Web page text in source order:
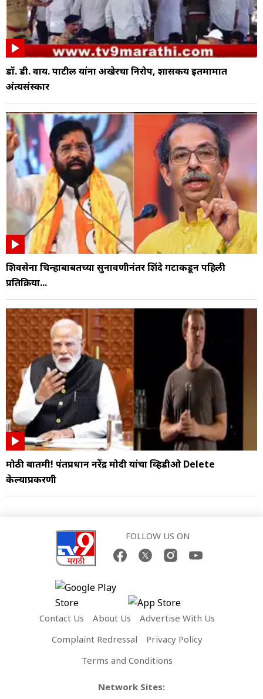
डॉ. डी. वाय. पाटील यांना अखेरचा निरोप, शासकीय इतमामात
अंत्यसंस्कार
शिवसेना चिन्हाबाबतच्या सुनावणीनंतर शिंदे गटाकडून पहिली
प्रतिक्रिया...
मोठी बातमी! पंतप्रधान नरेंद्र मोदी यांचा व्हिडीओ Delete
केल्याप्रकरणी
FOLLOW US ON
Contact Us About Us
Advertise With Us
Complaint Redressal
Privacy Policy
Terms and Conditions
Network Sites: